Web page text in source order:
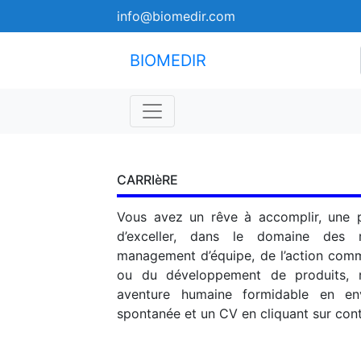
info@biomedir.com
BIOMEDIR
CARRIèRE
Vous avez un rêve à accomplir, une
d’exceller, dans le domaine des
management d’équipe, de l’action
ou du développement de produits,
aventure humaine formidable en
spontanée et un CV en cliquant sur